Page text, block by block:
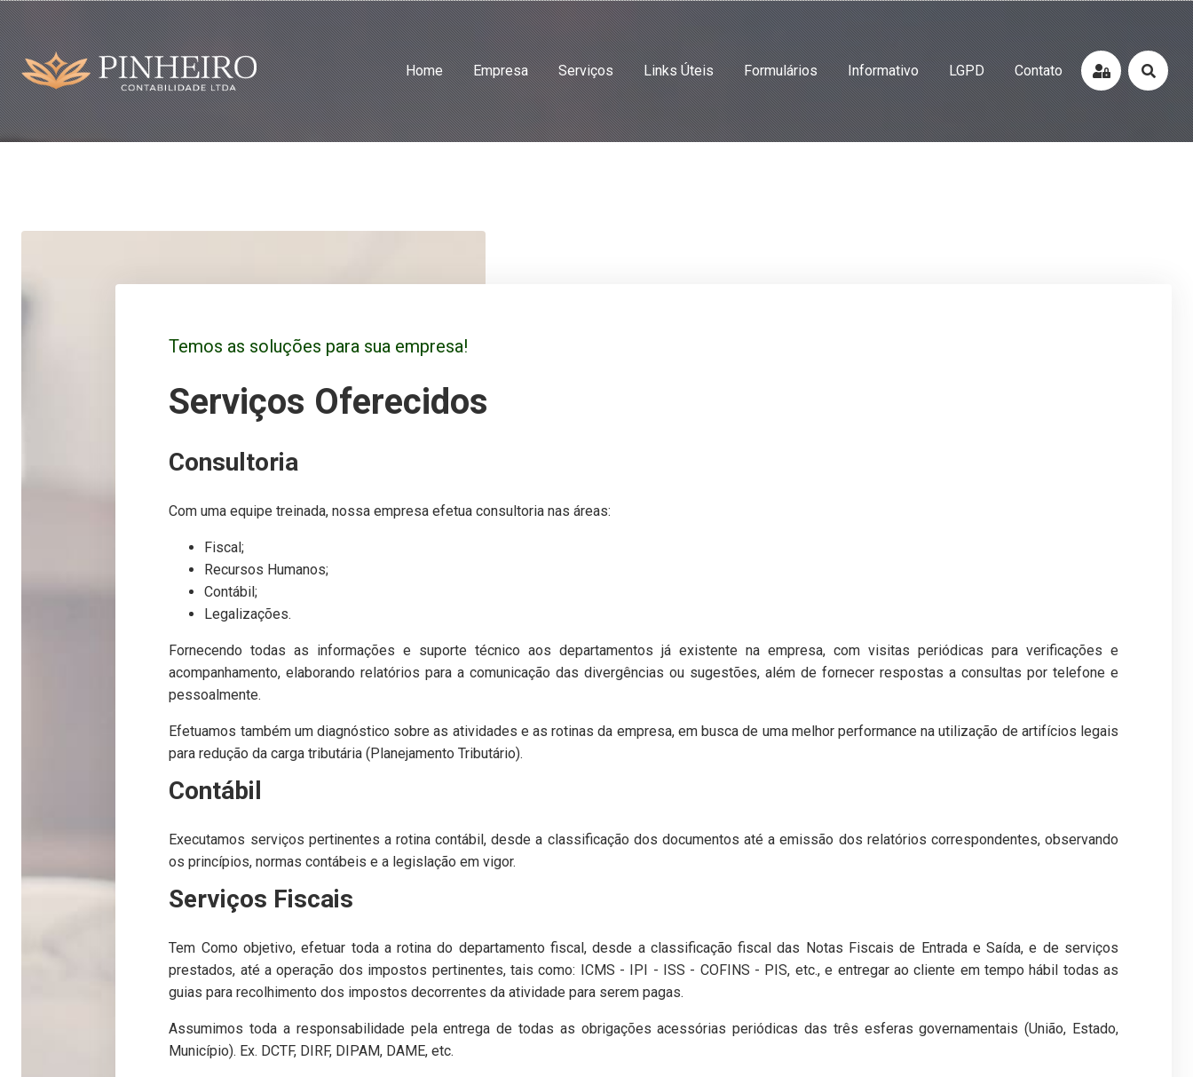
Home Empresa Serviços Links Úteis Formulários Informativo LGPD Contato
Temos as soluções para sua empresa!
Serviços Oferecidos
Consultoria
Com uma equipe treinada, nossa empresa efetua consultoria nas áreas:
Fiscal;
Recursos Humanos;
Contábil;
Legalizações.
Fornecendo todas as informações e suporte técnico aos departamentos já existente na empresa, com visitas periódicas para verificações e
acompanhamento, elaborando relatórios para a comunicação das divergências ou sugestões, além de fornecer respostas a consultas por telefone e
pessoalmente.
Efetuamos também um diagnóstico sobre as atividades e as rotinas da empresa, em busca de uma melhor performance na utilização de artifícios legais
para redução da carga tributária (Planejamento Tributário).
Contábil
Executamos serviços pertinentes a rotina contábil, desde a classificação dos documentos até a emissão dos relatórios correspondentes, observando
os princípios, normas contábeis e a legislação em vigor.
Serviços Fiscais
Tem Como objetivo, efetuar toda a rotina do departamento fiscal, desde a classificação fiscal das Notas Fiscais de Entrada e Saída, e de serviços
prestados, até a operação dos impostos pertinentes, tais como: ICMS - IPI - ISS - COFINS - PIS, etc., e entregar ao cliente em tempo hábil todas as
guias para recolhimento dos impostos decorrentes da atividade para serem pagas.
Assumimos toda a responsabilidade pela entrega de todas as obrigações acessórias periódicas das três esferas governamentais (União, Estado,
Município). Ex. DCTF, DIRF, DIPAM, DAME, etc.